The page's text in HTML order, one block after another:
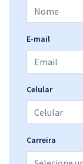
E-mail
Celular
Carreira